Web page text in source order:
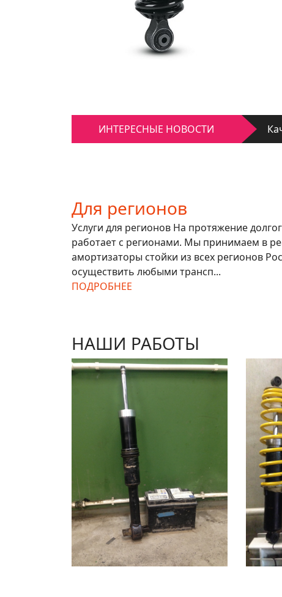
ИНТЕРЕСНЫЕ НОВОСТИ
Для регионов
Услуги для регионов На протяжение
работает с регионами. Мы принимаем в
амортизаторы стойки из всех регионов
осуществить любыми трансп...
ПОДРОБНЕЕ
НАШИ РАБОТЫ